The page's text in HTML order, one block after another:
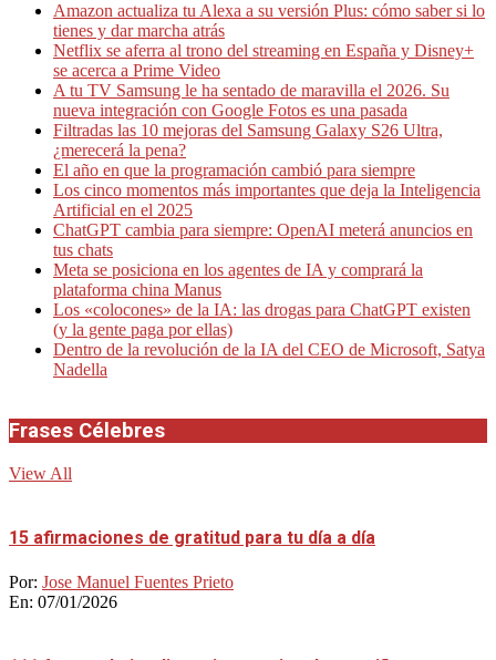
Amazon actualiza tu Alexa a su versión Plus: cómo saber si lo
tienes y dar marcha atrás
Netflix se aferra al trono del streaming en España y Disney+
se acerca a Prime Video
A tu TV Samsung le ha sentado de maravilla el 2026. Su
nueva integración con Google Fotos es una pasada
Filtradas las 10 mejoras del Samsung Galaxy S26 Ultra,
¿merecerá la pena?
El año en que la programación cambió para siempre
Los cinco momentos más importantes que deja la Inteligencia
Artificial en el 2025
ChatGPT cambia para siempre: OpenAI meterá anuncios en
tus chats
Meta se posiciona en los agentes de IA y comprará la
plataforma china Manus
Los «colocones» de la IA: las drogas para ChatGPT existen
(y la gente paga por ellas)
Dentro de la revolución de la IA del CEO de Microsoft, Satya
Nadella
Frases Célebres
View All
15 afirmaciones de gratitud para tu día a día
Por: Jose Manuel Fuentes Prieto
En: 07/01/2026